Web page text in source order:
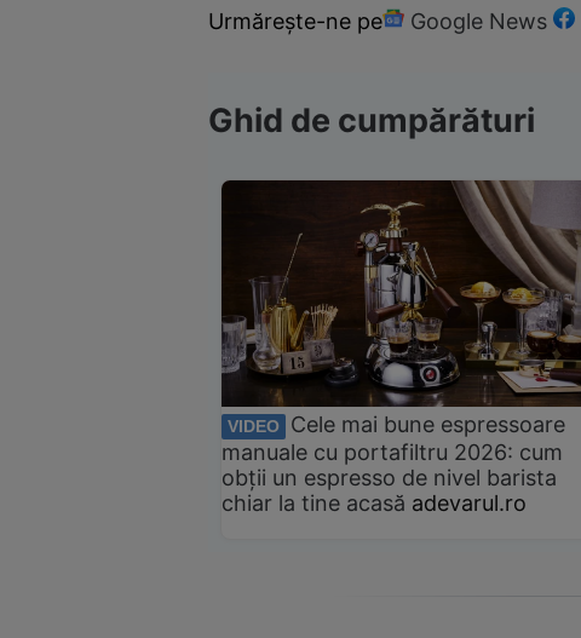
Urmărește-ne pe Google News
Ghid de cumpărături
VIDEO
Cele mai bune espressoare
manuale cu portafiltru 2026: cum
obții un espresso de nivel barista
chiar la tine acasă adevarul.ro